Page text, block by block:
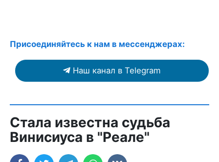
Присоединяйтесь к нам в мессенджерах:
Наш канал в Telegram
Стала известна судьба
Винисиуса в "Реале"